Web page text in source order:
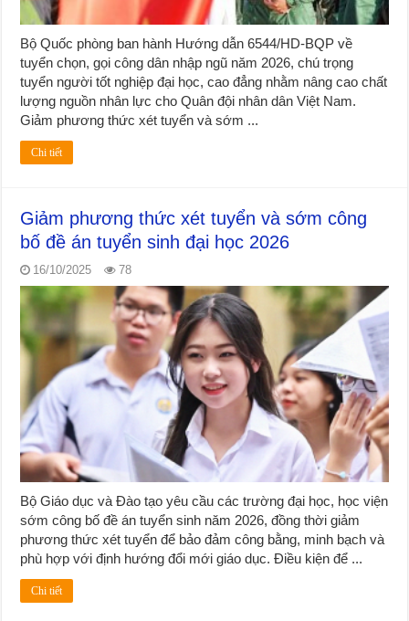
Bộ Quốc phòng ban hành Hướng dẫn 6544/HD-BQP về
tuyển chọn, gọi công dân nhập ngũ năm 2026, chú trọng
tuyển người tốt nghiệp đại học, cao đẳng nhằm nâng cao chất
lượng nguồn nhân lực cho Quân đội nhân dân Việt Nam.
Giảm phương thức xét tuyển và sớm ...
Chi tiết
Giảm phương thức xét tuyển và sớm công
bố đề án tuyển sinh đại học 2026
16/10/2025 78
Bộ Giáo dục và Đào tạo yêu cầu các trường đại học, học viện
sớm công bố đề án tuyển sinh năm 2026, đồng thời giảm
phương thức xét tuyển để bảo đảm công bằng, minh bạch và
phù hợp với định hướng đổi mới giáo dục. Điều kiện để ...
Chi tiết